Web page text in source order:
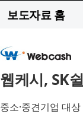
보도자료 홈
웹케시, SK
중소·중견기업 대